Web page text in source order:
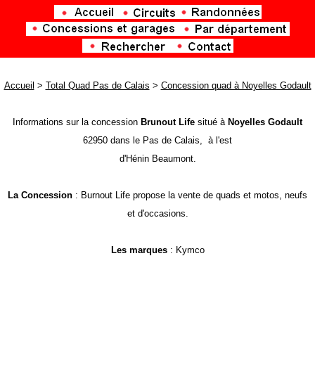
Accueil > Total Quad Pas de Calais > Concession quad à Noyelles Godault
Informations sur la concession Brunout Life situé à Noyelles Godault
62950 dans le Pas de Calais, à l'est
d'Hénin Beaumont.
La Concession : Burnout Life propose la vente de quads et motos, neufs
et d'occasions.
Les marques: Kymco